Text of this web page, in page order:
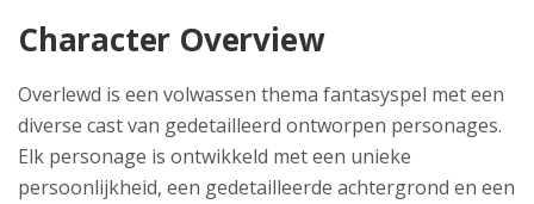
Character Overview
Overlewd is een volwassen thema fantasyspel met een
diverse cast van gedetailleerd ontworpen personages.
Elk personage is ontwikkeld met een unieke
persoonlijkheid, een gedetailleerde achtergrond en een